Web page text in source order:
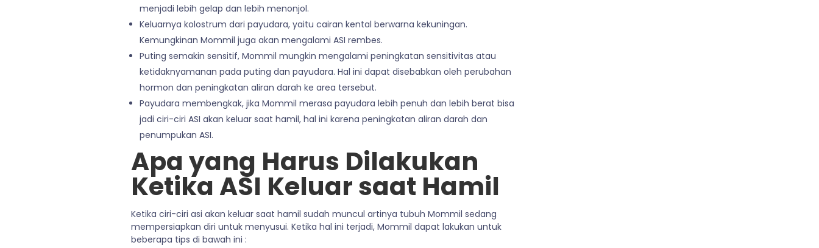
menjadi lebih gelap dan lebih menonjol.
Keluarnya kolostrum dari payudara, yaitu cairan kental berwarna kekuningan.
Kemungkinan Mommil juga akan mengalami ASI rembes.
Puting semakin sensitif, Mommil mungkin mengalami peningkatan sensitivitas atau
ketidaknyamanan pada puting dan payudara. Hal ini dapat disebabkan oleh perubahan
hormon dan peningkatan aliran darah ke area tersebut.
Payudara membengkak, jika Mommil merasa payudara lebih penuh dan lebih berat bisa
jadi ciri-ciri ASI akan keluar saat hamil, hal ini karena peningkatan aliran darah dan
penumpukan ASI.
Apa yang Harus Dilakukan
Ketika ASI Keluar saat Hamil
Ketika ciri-ciri asi akan keluar saat hamil sudah muncul artinya tubuh Mommil sedang
mempersiapkan diri untuk menyusui. Ketika hal ini terjadi, Mommil dapat lakukan untuk
beberapa tips di bawah ini :